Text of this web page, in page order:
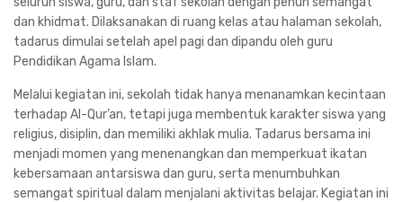
dan khidmat. Dilaksanakan di ruang kelas atau halaman sekolah,
tadarus dimulai setelah apel pagi dan dipandu oleh guru
Pendidikan Agama Islam.
Melalui kegiatan ini, sekolah tidak hanya menanamkan kecintaan
terhadap Al-Qur’an, tetapi juga membentuk karakter siswa yang
religius, disiplin, dan memiliki akhlak mulia. Tadarus bersama ini
menjadi momen yang menenangkan dan memperkuat ikatan
kebersamaan antarsiswa dan guru, serta menumbuhkan
semangat spiritual dalam menjalani aktivitas belajar. Kegiatan ini